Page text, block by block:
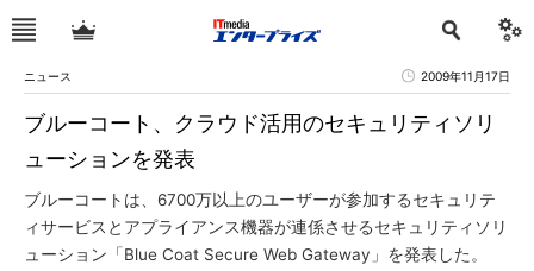
ニュース 2009年11月17日
ブルーコート、クラウド活用のセキュリティソリ
ューションを発表
ブルーコートは、6700万以上のユーザーが参加するセキュリテ
ィサービスとアプライアンス機器が連係させるセキュリティソリ
ューション「Blue Coat Secure Web Gateway」を発表した。